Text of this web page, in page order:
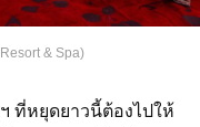
& Spa)
ที่หยุดยาวนี้ต้องไปให้